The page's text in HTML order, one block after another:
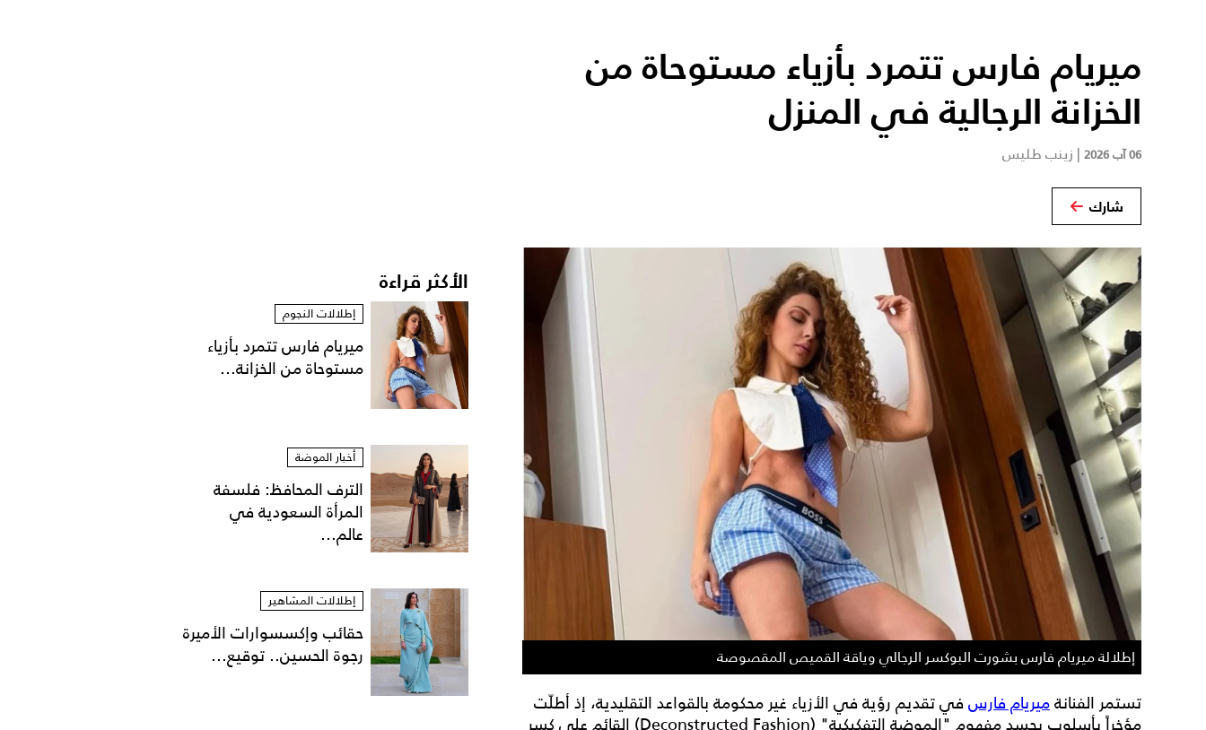
ميريام فارس تتمرد بأزياء مستوحاة من
الخزانة الرجالية في المنزل
06 آب 2026 | زينب طليس
شارك
إطلالة ميريام فارس بشورت البوكسر الرجالي وياقة القميص المقصوصة
تستمر الفنانةميريام فارسفي تقديم رؤية في الأزياء غير محكومة بالقواعد التقليدية، إذ أطلّت
مؤخراً بأسلوب يجسد مفهوم "الموضة التفكيكية" (Deconstructed Fashion) القائم على كسر
الأكثر قراءة
إطلالات النجوم
ميريام فارس تتمرد بأزياء
مستوحاة من الخزانة...
أخبار الموضة
الترف المحافظ: فلسفة
المرأة السعودية في
عالم...
إطلالات المشاهير
حقائب وإكسسوارات الأميرة
رجوة الحسين.. توقيع...